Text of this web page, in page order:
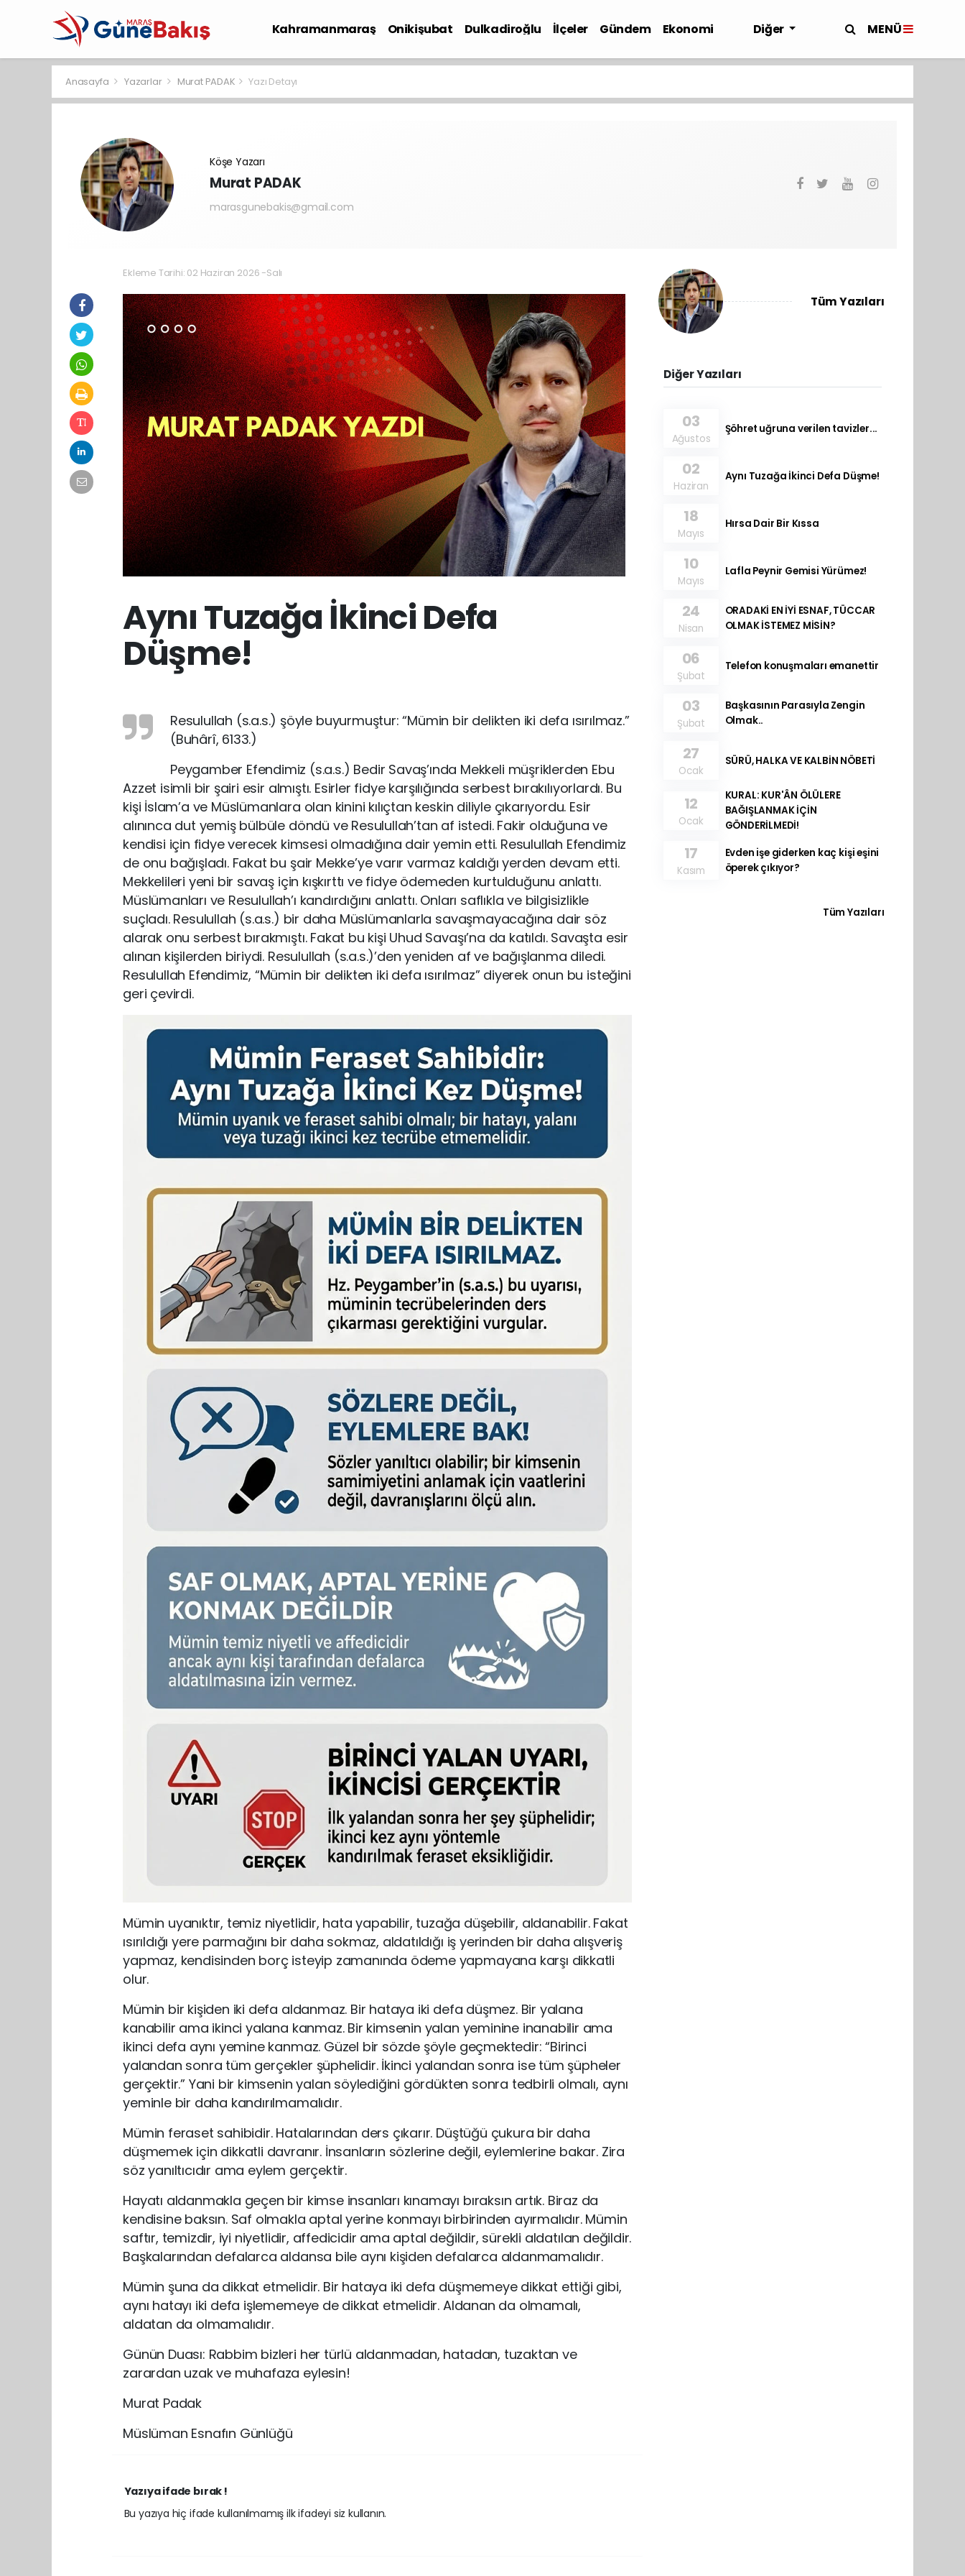
Kahramanmaraş Onikişubat Dulkadiroğlu İlçeler Gündem
Ekonomi
Diğer MENÜ
Anasayfa Yazarlar Murat PADAK Yazı Detayı
Köşe Yazarı
Murat PADAK
marasgunebakis@gmail.com
Ekleme Tarihi: 02 Haziran 2026 -Salı
Aynı Tuzağa İkinci Defa
Düşme!
Resulullah (s.a.s.) şöyle buyurmuştur: “Mümin bir delikten iki defa ısırılmaz.”
(Buhârî, 6133.)
Peygamber Efendimiz (s.a.s.) Bedir Savaş’ında Mekkeli müşriklerden Ebu
Azzet isimli bir şairi esir almıştı. Esirler fidye karşılığında serbest bırakılıyorlardı. Bu
kişi İslam’a ve Müslümanlara olan kinini kılıçtan keskin diliyle çıkarıyordu. Esir
alınınca dut yemiş bülbüle döndü ve Resulullah’tan af istedi. Fakir olduğuna ve
kendisi için fidye verecek kimsesi olmadığına dair yemin etti. Resulullah Efendimiz
de onu bağışladı. Fakat bu şair Mekke’ye varır varmaz kaldığı yerden devam etti.
Mekkelileri yeni bir savaş için kışkırttı ve fidye ödemeden kurtulduğunu anlattı.
Müslümanları ve Resulullah’ı kandırdığını anlattı. Onları saflıkla ve bilgisizlikle
suçladı. Resulullah (s.a.s.) bir daha Müslümanlarla savaşmayacağına dair söz
alarak onu serbest bırakmıştı. Fakat bu kişi Uhud Savaşı’na da katıldı. Savaşta esir
alınan kişilerden biriydi. Resulullah (s.a.s.)’den yeniden af ve bağışlanma diledi.
Resulullah Efendimiz, “Mümin bir delikten iki defa ısırılmaz” diyerek onun bu isteğini
geri çevirdi.
Mümin uyanıktır, temiz niyetlidir, hata yapabilir, tuzağa düşebilir, aldanabilir. Fakat
ısırıldığı yere parmağını bir daha sokmaz, aldatıldığı iş yerinden bir daha alışveriş
yapmaz, kendisinden borç isteyip zamanında ödeme yapmayana karşı dikkatli
olur.
Mümin bir kişiden iki defa aldanmaz. Bir hataya iki defa düşmez. Bir yalana
kanabilir ama ikinci yalana kanmaz. Bir kimsenin yalan yeminine inanabilir ama
ikinci defa aynı yemine kanmaz. Güzel bir sözde şöyle geçmektedir: “Birinci
yalandan sonra tüm gerçekler şüphelidir. İkinci yalandan sonra ise tüm şüpheler
gerçektir.” Yani bir kimsenin yalan söylediğini gördükten sonra tedbirli olmalı, aynı
yeminle bir daha kandırılmamalıdır.
Mümin feraset sahibidir. Hatalarından ders çıkarır. Düştüğü çukura bir daha
düşmemek için dikkatli davranır. İnsanların sözlerine değil, eylemlerine bakar. Zira
söz yanıltıcıdır ama eylem gerçektir.
Hayatı aldanmakla geçen bir kimse insanları kınamayı bıraksın artık. Biraz da
kendisine baksın. Saf olmakla aptal yerine konmayı birbirinden ayırmalıdır. Mümin
saftır, temizdir, iyi niyetlidir, affedicidir ama aptal değildir, sürekli aldatılan değildir.
Başkalarından defalarca aldansa bile aynı kişiden defalarca aldanmamalıdır.
Mümin şuna da dikkat etmelidir. Bir hataya iki defa düşmemeye dikkat ettiği gibi,
aynı hatayı iki defa işlememeye de dikkat etmelidir. Aldanan da olmamalı,
aldatan da olmamalıdır.
Günün Duası: Rabbim bizleri her türlü aldanmadan, hatadan, tuzaktan ve
zarardan uzak ve muhafaza eylesin!
Murat Padak
Müslüman Esnafın Günlüğü
Yazıya ifade bırak !
Bu yazıya hiç ifade kullanılmamış ilk ifadeyi siz kullanın.
Tüm Yazıları
Diğer Yazıları
03
Ağustos
Şöhret uğruna verilen tavizler...
02
Haziran
Aynı Tuzağa İkinci Defa Düşme!
18
Mayıs
Hırsa Dair Bir Kıssa
10
Mayıs
Lafla Peynir Gemisi Yürümez!
24
Nisan
ORADAKİ EN İYİ ESNAF, TÜCCAR
OLMAK İSTEMEZ MİSİN?
06
Şubat
Telefon konuşmaları emanettir
03
Şubat
Başkasının Parasıyla Zengin
Olmak..
27
Ocak
SÜRÜ, HALKA VE KALBİN NÖBETİ
12
Ocak
KURAL: KUR'ÂN ÖLÜLERE
BAĞIŞLANMAK İÇİN
GÖNDERİLMEDİ!
17
Kasım
Evden işe giderken kaç kişi eşini
öperek çıkıyor?
Tüm Yazıları